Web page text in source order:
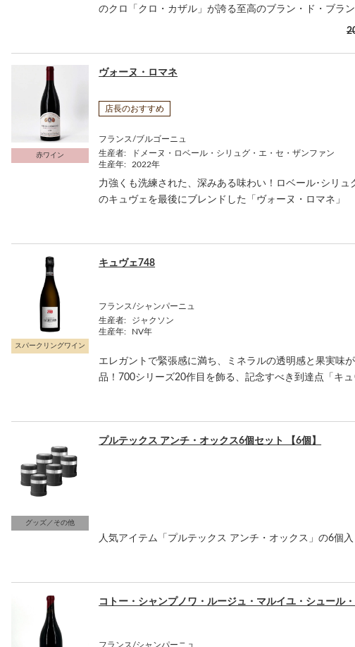
のクロ「クロ・カザル」が誇る至高のブラン・ド・ブラン
赤ワイン
店長のおすすめ
フランス/ブルゴーニュ
ヴォーヌ・ロマネ
生産者:
ドメーヌ・ロベール・シリュグ・エ・セ・ザンファン
生産年:
2022年
力強くも洗練された、深みある味わい！ロベール･シリュ
のキュヴェを最後にブレンドした「ヴォーヌ・ロマネ」
スパークリングワイン
フランス/シャンパーニュ
キュヴェ748
生産者:
ジャクソン
生産年:
NV年
エレガントで緊張感に満ち、ミネラルの透明感と果実味
品！700シリーズ20作目を飾る、記念すべき到達点「キュ
グッズ／その他
プルテックス アンチ・オックス6個セット 【6個】
人気アイテム「プルテックス アンチ・オックス」の6個入
フランス/シャンパーニュ
コトー・シャンプノワ・ルージュ・マルイユ・シュール